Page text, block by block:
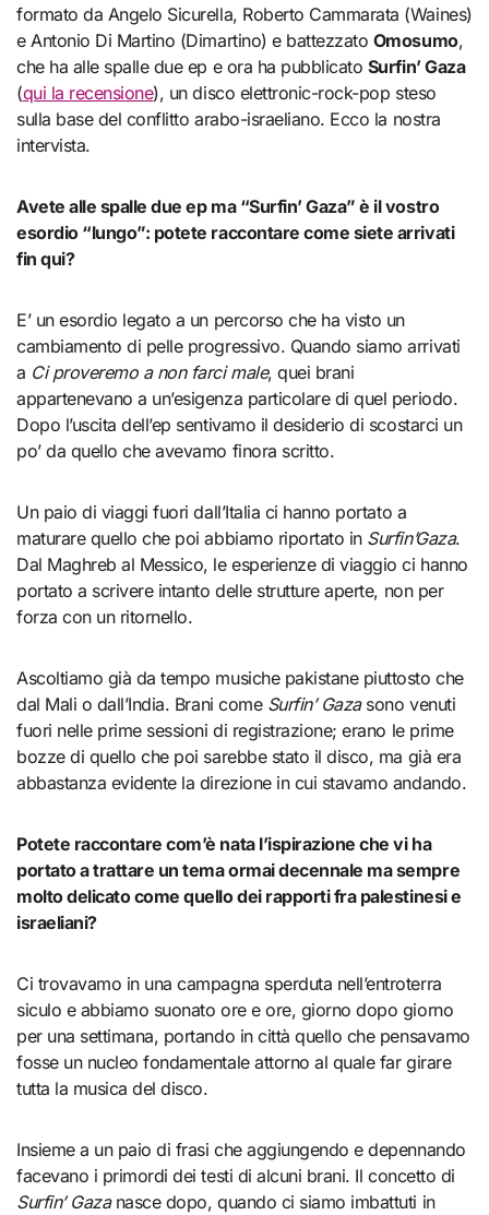
formato da Angelo Sicurella, Roberto Cammarata (Waines)
e Antonio Di Martino (Dimartino) e battezzato Omosumo,
che ha alle spalle due ep e ora ha pubblicato Surfin’ Gaza
(qui la recensione), un disco elettronic-rock-pop steso
sulla base del conflitto arabo-israeliano. Ecco la nostra
intervista.
Avete alle spalle due ep ma “Surfin’ Gaza” è il vostro
esordio “lungo”: potete raccontare come siete arrivati
fin qui?
E’ un esordio legato a un percorso che ha visto un
cambiamento di pelle progressivo. Quando siamo arrivati
a Ci proveremo a non farci male, quei brani
appartenevano a un’esigenza particolare di quel periodo.
Dopo l’uscita dell’ep sentivamo il desiderio di scostarci un
po’ da quello che avevamo finora scritto.
Un paio di viaggi fuori dall’Italia ci hanno portato a
maturare quello che poi abbiamo riportato in Surfin’Gaza.
Dal Maghreb al Messico, le esperienze di viaggio ci hanno
portato a scrivere intanto delle strutture aperte, non per
forza con un ritornello.
Ascoltiamo già da tempo musiche pakistane piuttosto che
dal Mali o dall’India. Brani come Surfin’ Gazasono venuti
fuori nelle prime sessioni di registrazione; erano le prime
bozze di quello che poi sarebbe stato il disco, ma già era
abbastanza evidente la direzione in cui stavamo andando.
Potete raccontare com’è nata l’ispirazione che vi ha
portato a trattare un tema ormai decennale ma sempre
molto delicato come quello dei rapporti fra palestinesi e
israeliani?
Ci trovavamo in una campagna sperduta nell’entroterra
siculo e abbiamo suonato ore e ore, giorno dopo giorno
per una settimana, portando in città quello che pensavamo
fosse un nucleo fondamentale attorno al quale far girare
tutta la musica del disco.
Insieme a un paio di frasi che aggiungendo e depennando
facevano i primordi dei testi di alcuni brani. Il concetto di
Surfin’ Gazanasce dopo, quando ci siamo imbattuti in